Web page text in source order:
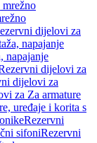
mrežno
dijelovi za
napajanje
napajanje
dijelovi za
dijelovi za
za Za armature
uređaje i korita s
Rezervni
sifoniRezervni